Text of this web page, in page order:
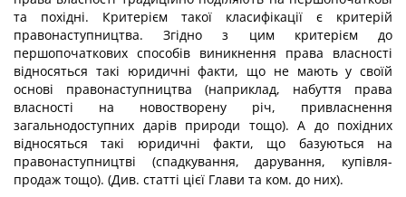
та похідні. Критерієм такої класифікації є критерій
правонаступництва. Згідно з цим критерієм до
першопочаткових способів виникнення права власності
відносяться такі юридичні факти, що не мають у своїй
основі правонаступництва (наприклад, набуття права
власності на новостворену річ, привласнення
загальнодоступних дарів природи тощо). А до похідних
відносяться такі юридичні факти, що базуються на
правонаступництві (спадкування, дарування, купівля-
продаж тощо). (Див. статті цієї Глави та ком. до них).